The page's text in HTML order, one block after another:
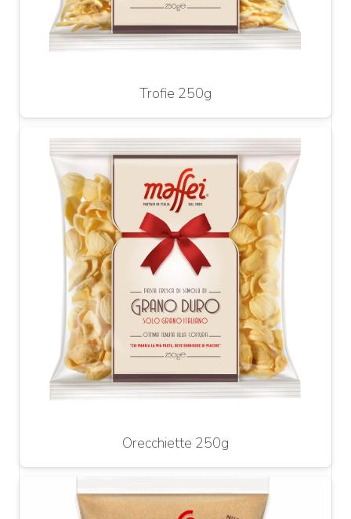
Trofie 250g
Orecchiette 250g